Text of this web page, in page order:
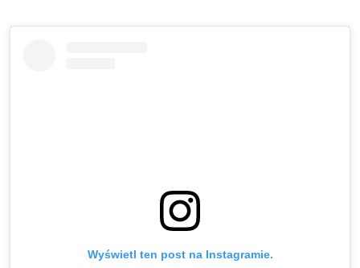
Wyświetl ten post na Instagramie.